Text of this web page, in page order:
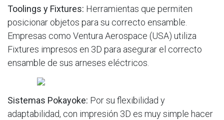
Toolings y Fixtures: Herramientas que permiten
posicionar objetos para su correcto ensamble.
Empresas como Ventura Aerospace (USA) utiliza
Fixtures impresos en 3D para asegurar el correcto
ensamble de sus arneses eléctricos.
Sistemas Pokayoke: Por su flexibilidad y
adaptabilidad, con impresión 3D es muy simple hacer